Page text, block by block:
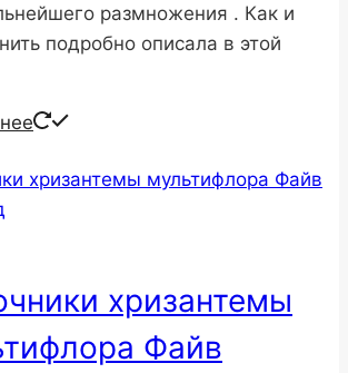
размножения . Как и
подробно описала в этой
хризантемы
Файв